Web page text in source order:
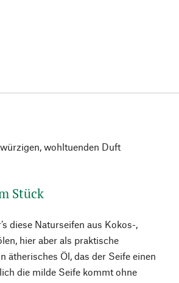
wohltuenden Duft
Stück
diese Naturseifen aus Kokos-,
hier aber als praktische
ätherisches Öl, das der Seife einen
die milde Seife kommt ohne